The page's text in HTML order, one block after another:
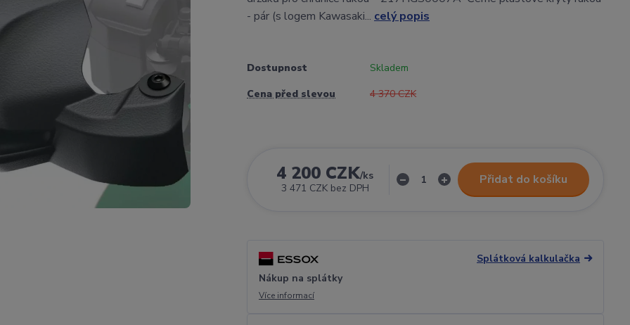
- pár (s logem Kawasaki... celý popis
Dostupnost
Skladem
Cena před slevou
4 370 CZK
4 200 CZK/ks
3 471 CZK bez DPH
Přidat do košíku
Splátková kalkulačka
Nákup na splátky
Více informací